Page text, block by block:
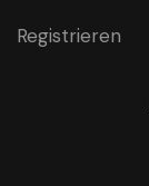
Registrieren